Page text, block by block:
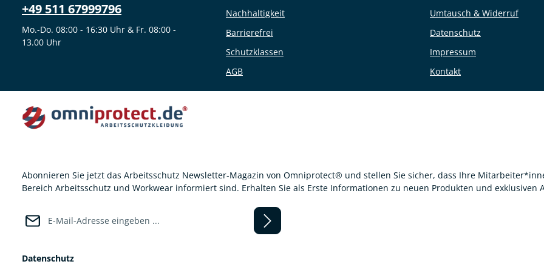
+49 511 67999796
Mo.-Do. 08:00 - 16:30 Uhr & Fr. 08:00 -
13.00 Uhr
Nachhaltigkeit
Barrierefrei
Schutzklassen
AGB
Umtausch & Widerruf
Datenschutz
Impressum
Kontakt
Abonnieren Sie jetzt das Arbeitsschutz Newsletter-Magazin von Omniprotect® und stellen Sie sicher, dass Ihre
Bereich Arbeitsschutz und Workwear informiert sind. Erhalten Sie als Erste Informationen zu neuen Produkten und exklusiven
Datenschutz